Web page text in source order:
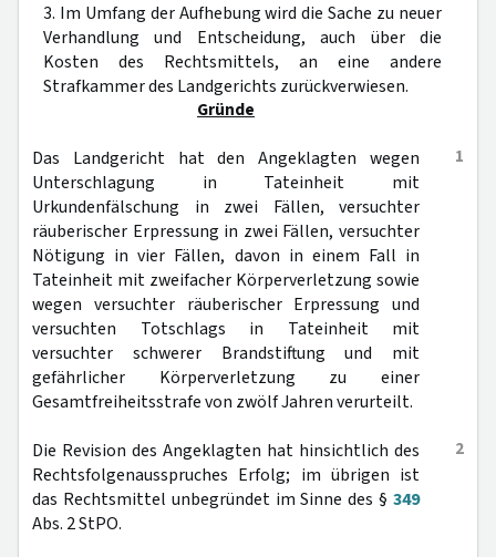
3. Im Umfang der Aufhebung wird die Sache zu neuer
Verhandlung und Entscheidung, auch über die
Kosten des Rechtsmittels, an eine andere
Strafkammer des Landgerichts zurückverwiesen.
Gründe
1
Das Landgericht hat den Angeklagten wegen
Unterschlagung in Tateinheit mit
Urkundenfälschung in zwei Fällen, versuchter
räuberischer Erpressung in zwei Fällen, versuchter
Nötigung in vier Fällen, davon in einem Fall in
Tateinheit mit zweifacher Körperverletzung sowie
wegen versuchter räuberischer Erpressung und
versuchten Totschlags in Tateinheit mit
versuchter schwerer Brandstiftung und mit
gefährlicher Körperverletzung zu einer
Gesamtfreiheitsstrafe von zwölf Jahren verurteilt.
2
Die Revision des Angeklagten hat hinsichtlich des
Rechtsfolgenausspruches Erfolg; im übrigen ist
das Rechtsmittel unbegründet im Sinne des § 349
Abs. 2 StPO.